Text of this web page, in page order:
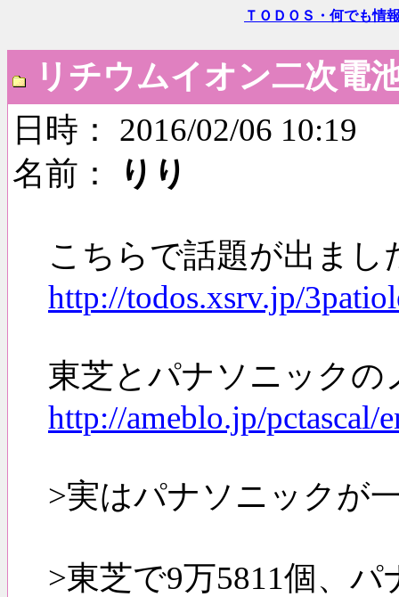
ＴＯＤＯＳ・何でも情
リチウムイオン二次電
日時： 2016/02/06 10:19
名前：
りり
こちらで話題が出まし
http://todos.xsrv.jp/
東芝とパナソニック
http://ameblo.jp/pctascal/
>実はパナソニックが
>東芝で9万5811個、